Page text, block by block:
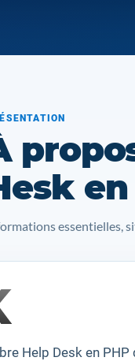
essentielles,
Help Desk en PHP